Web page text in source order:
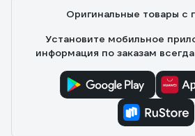
Оригинальные товары с
Установите мобильное
информация по заказам